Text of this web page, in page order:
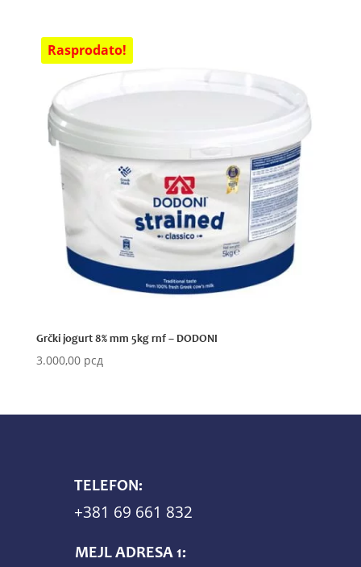
Grčki jogurt 8% mm 5kg rnf – DODONI
3.000,00 рсд
TELEFON:
+381 69 661 832
MEJL ADRESA 1: